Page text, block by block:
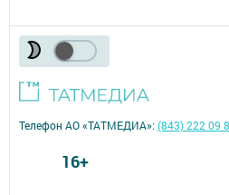
Телефон АО «ТАТМЕДИА»:(843) 222 09
16+